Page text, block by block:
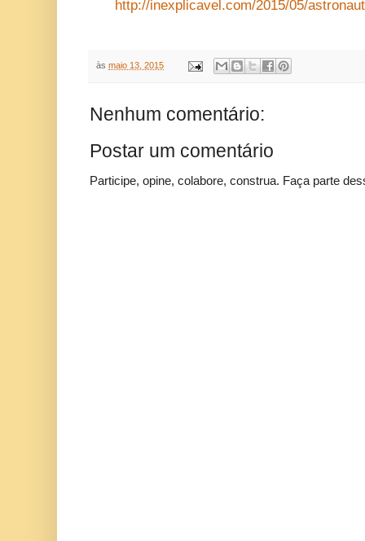
http://inexplicavel.com/2015/05/
às maio 13, 2015
Nenhum comentário:
Postar um comentário
Participe, opine, colabore, construa. Faça parte